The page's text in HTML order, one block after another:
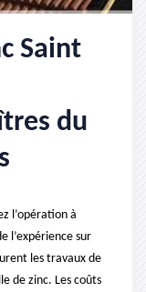
Saint
du
l’opération à
l’expérience sur
les travaux de
de zinc. Les coûts